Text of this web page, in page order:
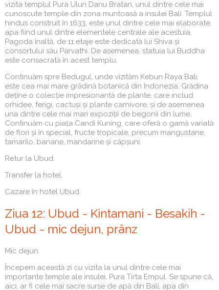
vizita templul Pura Ulun Danu Bratan, unul dintre cele mai
cunoscute temple din zona muntoasă a insulei Bali. Templul
hindus construit în 1633, este unul dintre cele mai elaborate,
apa fiind unul dintre elementele centrale ale acestuia.
Pagoda înaltă, de 11 etaje este dedicată lui Shiva și
consortului său Parvathi. De asemenea, statuia lui Buddha
este consacrată în acest templu.
Continuăm spre Bedugul, unde vizităm Kebun Raya Bali,
este cea mai mare grădină botanică din Indonezia. Grădina
deține o colecție impresionantă de plante, care includ
orhidee, ferigi, cactuși și plante carnivore, și de asemenea
una dintre cele mai mari expoziții de begonii din lume.
Continuăm cu piața Candi Kuning, care oferă o gamă variată
de flori și în special, fructe tropicale, precum mangustane,
tamarilo, banane, mandarine și căpșuni.
Retur la Ubud.
Transfer la hotel.
Cazare în hotel Ubud.
Ziua 12: Ubud - Kintamani - Besakih -
Ubud - mic dejun, prânz
Mic dejun.
Începem această zi cu vizita la unul dintre cele mai
importante temple ale insulei, Pura Tirta Empul. Se spune că,
aici, ar fi cele mai sacre surse de apă din Bali, apa din